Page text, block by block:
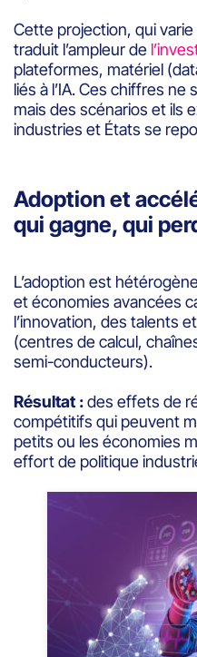
Cette projection, qui
traduit l’ampleur de
plateformes, matériel
liés à l’IA. Ces chiffres
mais des scénarios et ils
industries et États se
Adoption et
qui gagne, qui
L’adoption est
et économies avancées
l’innovation, des talents
(centres de calcul,
semi-conducteurs).
Résultat :des effets de
compétitifs qui peuvent
petits ou les économies
effort de politique